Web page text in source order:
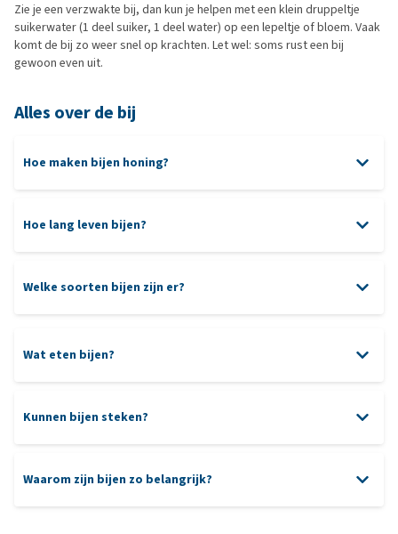
Zie je een verzwakte bij, dan kun je helpen met een klein druppeltje
suikerwater (1 deel suiker, 1 deel water) op een lepeltje of bloem. Vaak
komt de bij zo weer snel op krachten. Let wel: soms rust een bij
gewoon even uit.
Alles over de bij
Hoe maken bijen honing?
Hoe lang leven bijen?
Welke soorten bijen zijn er?
Wat eten bijen?
Kunnen bijen steken?
Waarom zijn bijen zo belangrijk?